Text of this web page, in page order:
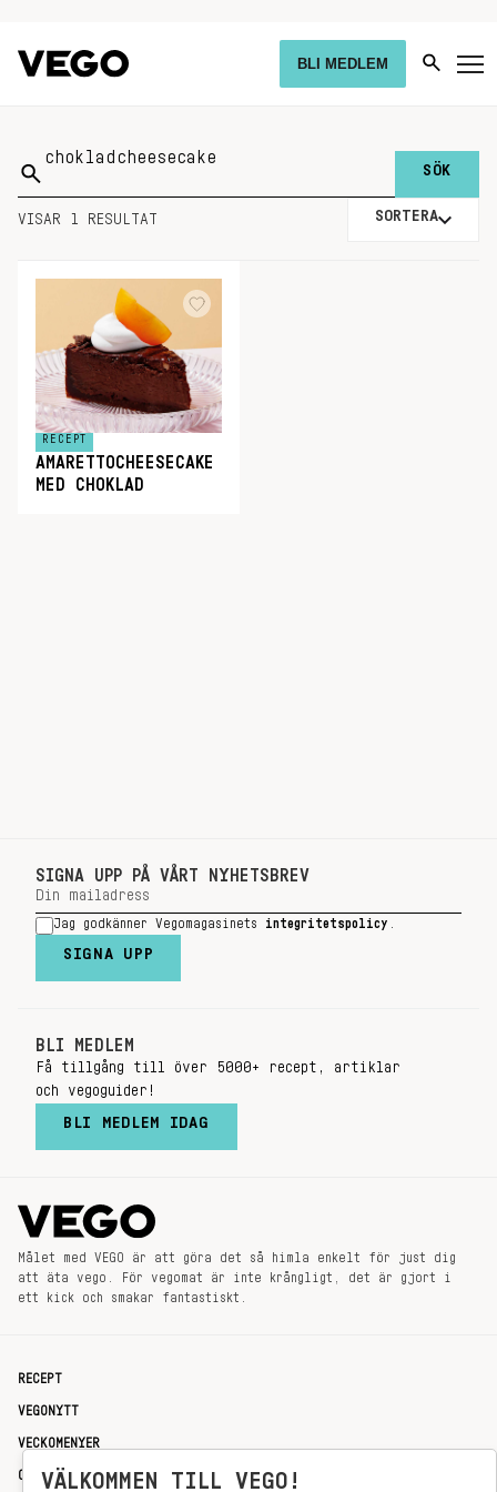
BLI MEDLEM
Sök
på:
VISAR 1 RESULTAT SORTERA
RECEPT
AMARETTOCHEESECAKE
MED CHOKLAD
SIGNA UPP PÅ VÅRT NYHETSBREV
Jag godkänner Vegomagasinets integritetspolicy
SIGNA UPP
BLI MEDLEM
Få tillgång till över 5000+ recept, artiklar
och vegoguider!
BLI MEDLEM IDAG
Målet med VEGO är att göra det så himla enkelt för just dig
att äta vego. För vegomat är inte krångligt, det är gjort i
ett kick och smakar fantastiskt.
RECEPT
VEGONYTT
VECKOMENYER
OM OSSVÄLKOMMEN TILL VEGO!